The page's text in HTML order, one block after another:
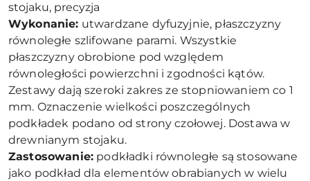
stojaku, precyzja
Wykonanie: utwardzane dyfuzyjnie, płaszczyzny
równoległe szlifowane parami. Wszystkie
płaszczyzny obrobione pod względem
równoległości powierzchni i zgodności kątów.
Zestawy dają szeroki zakres ze stopniowaniem co 1
mm. Oznaczenie wielkości poszczególnych
podkładek podano od strony czołowej. Dostawa w
drewnianym stojaku.
Zastosowanie: podkładki równoległe są stosowane
jako podkład dla elementów obrabianych w wielu